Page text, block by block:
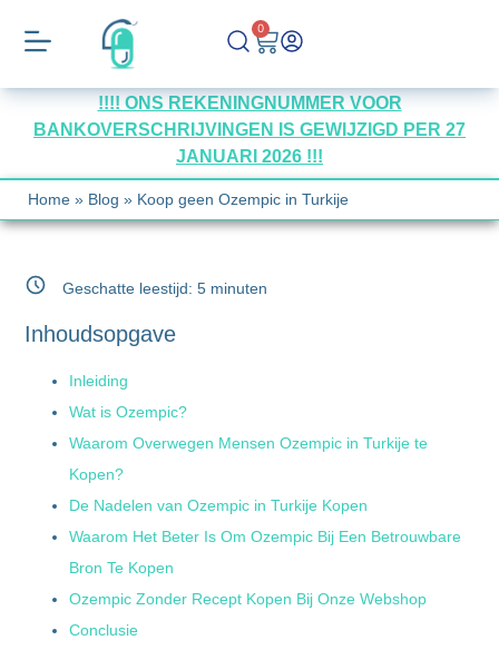
0
!!!! ONS REKENINGNUMMER VOOR
BANKOVERSCHRIJVINGEN IS GEWIJZIGD PER 27
JANUARI 2026 !!!
Home » Blog » Koop geen Ozempic in Turkije
Geschatte leestijd:5 minuten
Inhoudsopgave
Inleiding
Wat is Ozempic?
Waarom Overwegen Mensen Ozempic in Turkije te
Kopen?
De Nadelen van Ozempic in Turkije Kopen
Waarom Het Beter Is Om Ozempic Bij Een Betrouwbare
Bron Te Kopen
Ozempic Zonder Recept Kopen Bij Onze Webshop
Conclusie